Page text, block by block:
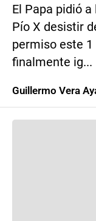
El Papa pidió
Pío X desistir
permiso este
finalmente ig...
Guillermo Vera